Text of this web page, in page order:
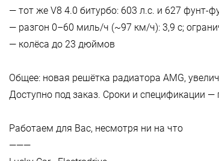
— тот же V8 4.0 битурбо: 603 л.с. и 627 фунт-
— разгон 0–60 миль/ч (~97 км/ч): 3,9 с;
— колёса до 23 дюймов
Общее: новая решётка радиатора AMG,
Доступно под заказ. Сроки и спецификации —
Работаем для Вас, несмотря ни на что
———